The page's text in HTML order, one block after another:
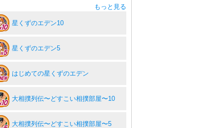
もっと見る
星くずのエデン10
星くずのエデン5
はじめての星くずのエデン
大相撲列伝〜どすこい相撲部屋〜10
大相撲列伝〜どすこい相撲部屋〜5